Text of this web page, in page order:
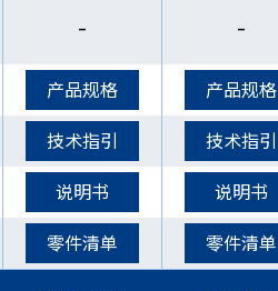
- -
产品规格 产品规格
技术指引 技术指引
说明书 说明书
零件清单 零件清单